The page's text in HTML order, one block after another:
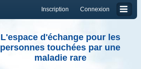
Connexion
Inscription
L'espace d'échange pour les
personnes touchées par une
maladie rare